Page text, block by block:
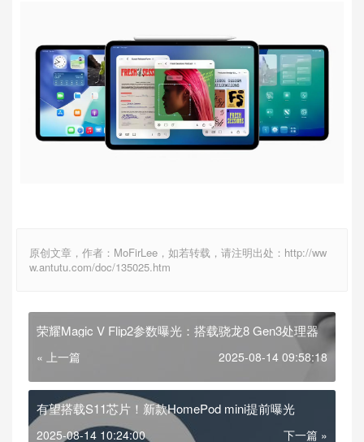
原创文章，作者：MoFirLee，如若转载，请注明出处：http://ww
w.antutu.com/doc/135025.htm
荣耀Magic V Flip2参数曝光：搭载骁龙8 Gen3处理器
« 上一篇 2025-08-14 09:58:18
有望搭载S11芯片！新款HomePod mini提前曝光
2025-08-14 10:24:00 下一篇 »